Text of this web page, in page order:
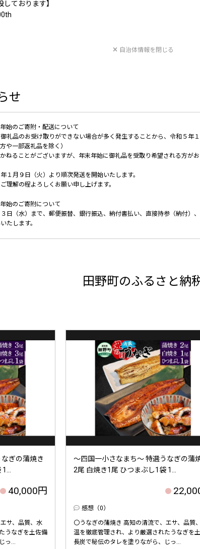
しております】
自治体情報を閉じる
せ
のご寄附・配送について
礼品のお受け取りができない場合が多く発生することから、令和５年
や一部返礼品を除く）
ねることがございますが、年末年始に御礼品を受取り希望される方が
１月９日（火）より順次発送を開始いたします。
理解の程よろしくお願い申し上げます。
始のご寄附について
日（水）まで、郵便振替、銀行振込、納付書払い、直接持参（納付）
たします。
田野町のふるさと納
ぎの蒲焼き
40,000円
サ、品質、水
うなぎを土佐備
っ...
～四国一小さなまち～ 特選うなぎの蒲
2尾 白焼き1尾 ひつまぶし1袋 1...
感想（0）
〇うなぎの蒲焼き 高知の清流で、エサ、品質
温を徹底管理され、より厳選されたうなぎを
長炭で秘伝のタレを塗りながら、じっ...